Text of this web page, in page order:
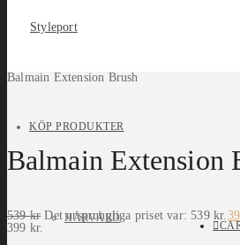
KÖP PRODUKTER
HÅRVÅRD
Balmain Extension Brush
Balmain Extension
539kr Det ursprungliga priset var: 539 kr.
399 kr.